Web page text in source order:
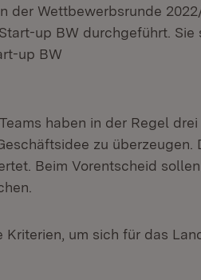
der Wettbewerbsrunde
up BW durchgeführt. Sie
up BW
haben in der Regel drei
zu überzeugen.
Beim Vorentscheid
um sich für das